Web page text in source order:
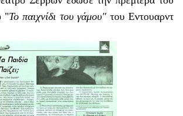
"Το παιχνίδι του γάμου"του Εντουαρντ